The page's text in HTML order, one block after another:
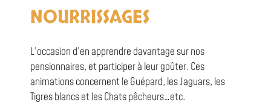
NOURRISSAGES
L’occasion d’en apprendre davantage sur nos
pensionnaires, et participer à leur goûter. Ces
animations concernent le Guépard, les Jaguars, les
Tigres blancs et les Chats pêcheurs…etc.